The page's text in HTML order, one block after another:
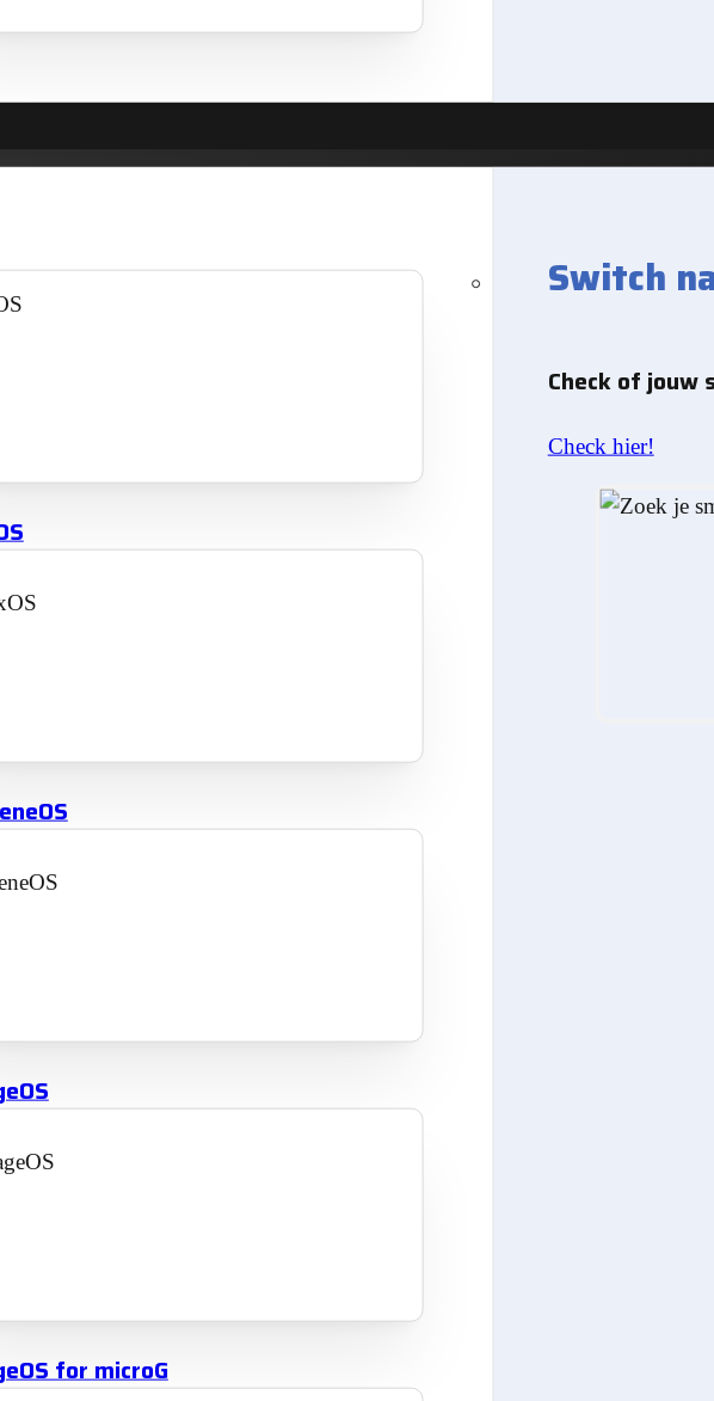
for microG
Switch
Check of jouw
Check hier!
22
vooruit op schema vanwege nieuwe bijdragers, een hernieuwde passie van
inspanningen sinds versie 15 om aan te sluiten bij de complexe
haar vruchten afgeworpen.